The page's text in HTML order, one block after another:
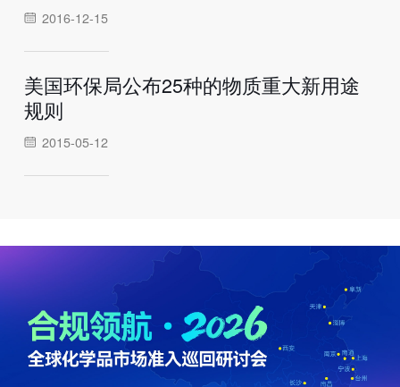
2016-12-15
美国环保局公布25种的物质重大新用途
规则
2015-05-12